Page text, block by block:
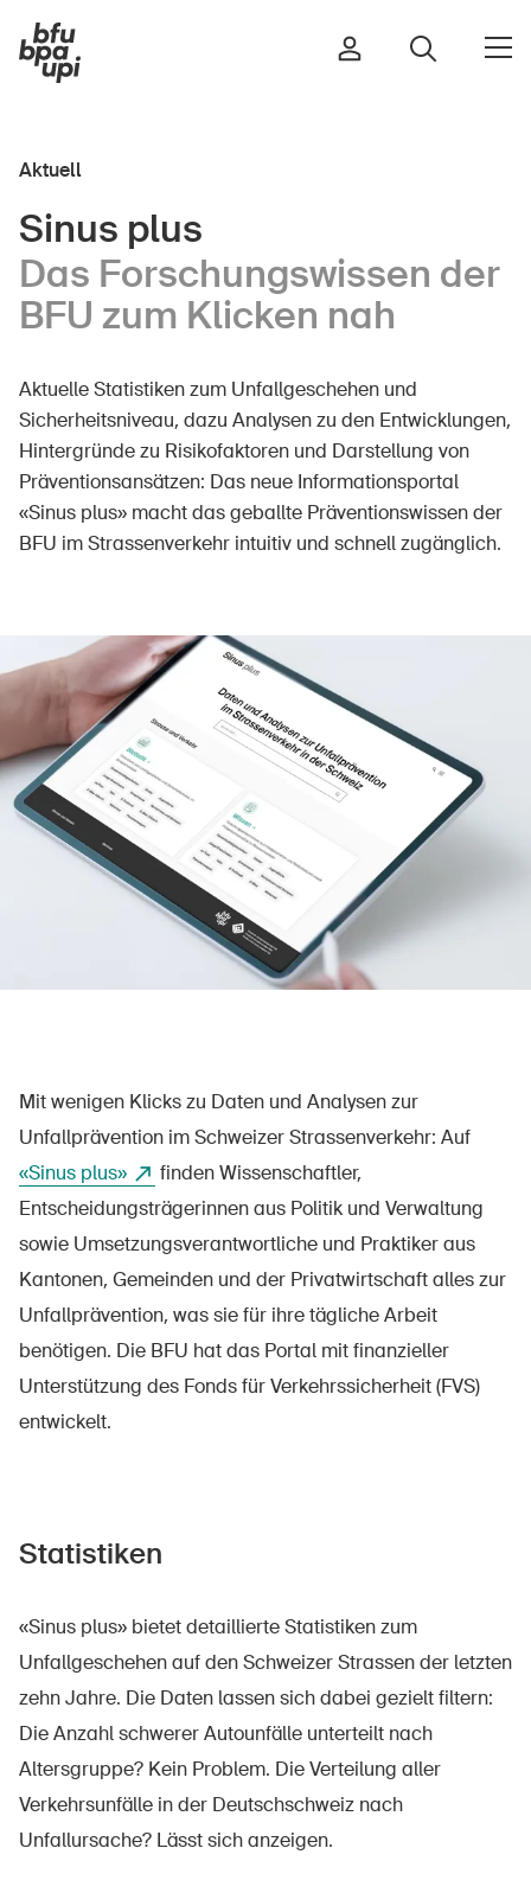
Sport & Bewegung
Zuhause & Garten
Gebäude & Anlagen
In der Kindheit
Im Alter
In der Schule
Im Unternehmen
Über die BFU
Medien
Politik
Sinus Plus
Kampagnen
Offene Stellen
Sicherheitsdelegierte & Gemeinden
Kontakt & Beratung
Aktuell
Sinus plus
Das Forschungswissen der
BFU zum Klicken nah
Aktuelle Statistiken zum Unfallgeschehen und
Sicherheitsniveau, dazu Analysen zu den Entwicklungen,
Hintergründe zu Risikofaktoren und Darstellung von
Präventionsansätzen: Das neue Informationsportal
«Sinus plus» macht das geballte Präventionswissen der
BFU im Strassenverkehr intuitiv und schnell zugänglich.
Mit wenigen Klicks zu Daten und Analysen zur
Unfallprävention im Schweizer Strassenverkehr: Auf
«Sinus plus»
finden Wissenschaftler,
Entscheidungsträgerinnen aus Politik und Verwaltung
sowie Umsetzungsverantwortliche und Praktiker aus
Kantonen, Gemeinden und der Privatwirtschaft alles zur
Unfallprävention, was sie für ihre tägliche Arbeit
benötigen. Die BFU hat das Portal mit finanzieller
Unterstützung des Fonds für Verkehrssicherheit (FVS)
entwickelt.
Statistiken
«Sinus plus» bietet detaillierte Statistiken zum
Unfallgeschehen auf den Schweizer Strassen der letzten
zehn Jahre. Die Daten lassen sich dabei gezielt filtern:
Die Anzahl schwerer Autounfälle unterteilt nach
Altersgruppe? Kein Problem. Die Verteilung aller
Verkehrsunfälle in der Deutschschweiz nach
Unfallursache? Lässt sich anzeigen.